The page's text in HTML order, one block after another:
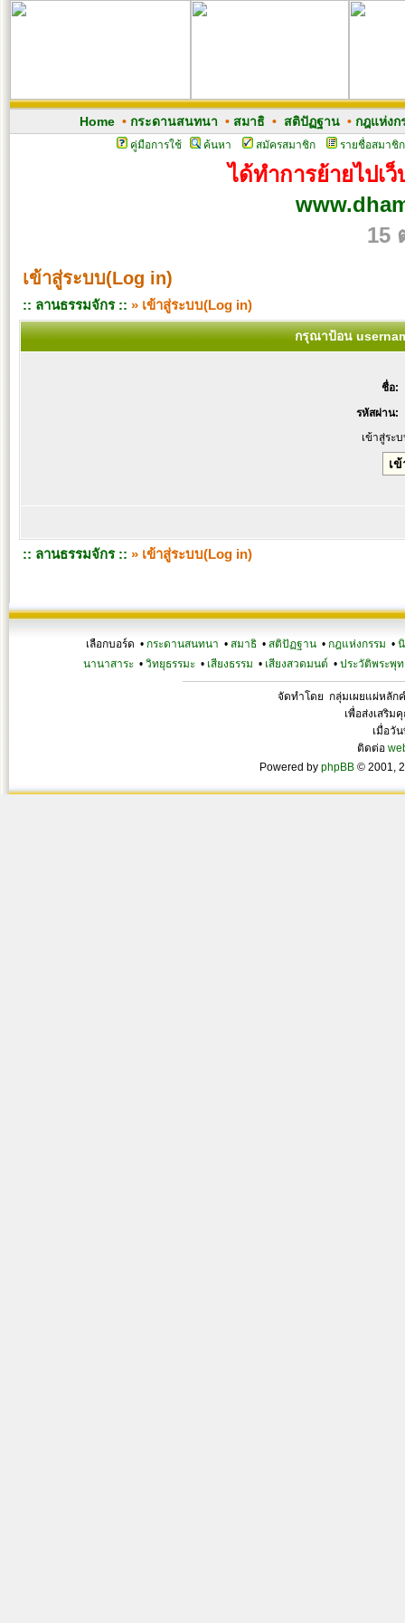
Home• กระดานสนทนา • สมาธิ• สติปัฏฐาน• กฎแห่งก
คู่มือการใช้ ค้นหา สมัครสมาชิก รายชื่อสมาชิก
ได้ทำการย้ายไปเ
15
เข้าสู่ระบบ(Log in)
:: ลานธรรมจักร :: » เข้าสู่ระบบ(Log in)
กรุณาป้อน
ชื่อ:
รหัสผ่าน:
เข้าสู่ระ
:: ลานธรรมจักร :: » เข้าสู่ระบบ(Log in)
เลือกบอร์ด • กระดานสนทนา • สมาธิ • สติปัฏฐาน • กฎแห่งกรรม •
นานาสาระ• วิทยุธรรมะ• เสียงธรรม • เสียงสวดมนต์ • ประวัติพระพุท
จัดทำโดย กลุ่มเผยแผ่หลัก
เพื่อส่งเสริม
เมื่อวั
ติดต่อ
Powered by phpBB © 2001,